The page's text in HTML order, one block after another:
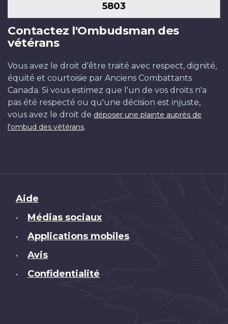
5803
Contactez l'Ombudsman des
vétérans
Vous avez le droit d'être traité avec respect, dignité,
équité et courtoisie par Anciens Combattants
Canada. Si vous estimez que l'un de vos droits n'a
pas été respecté ou qu'une décision est injuste,
vous avez le droit de déposer une plainte auprès de
l'ombud des vétérans.
Brand
Aide
• Médias sociaux
• Applications mobiles
• Avis
• Confidentialité